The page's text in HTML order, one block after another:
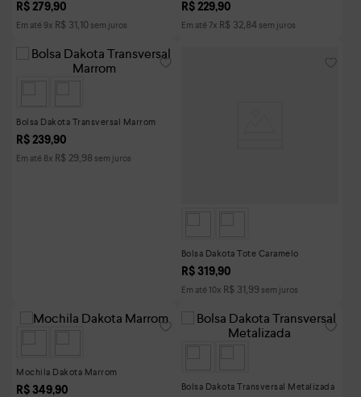
R$ 279,90
Em até 9x R$ 31,10 sem juros
R$ 229,90
Em até 7x R$ 32,84sem juros
Bolsa Dakota Transversal Marrom
R$ 239,90
Em até 8x R$ 29,98 sem juros
Bolsa Dakota Tote Caramelo
R$ 319,90
Em até 10x R$ 31,99 sem juros
Mochila Dakota Marrom
R$ 349,90
Bolsa Dakota Transversal Metalizada